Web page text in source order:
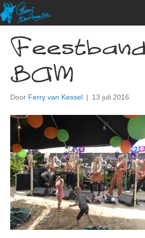
BAM
Door Ferry van Kessel | 13 juli 2016